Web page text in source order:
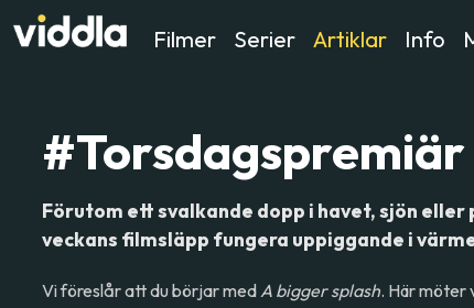
Filmer Serier Artiklar Info
#Torsdagspremiär
Förutom ett svalkande dopp i havet, sjön eller
veckans filmsläpp fungera uppiggande i
Vi föreslår att du börjar medA bigger splash. Här möter